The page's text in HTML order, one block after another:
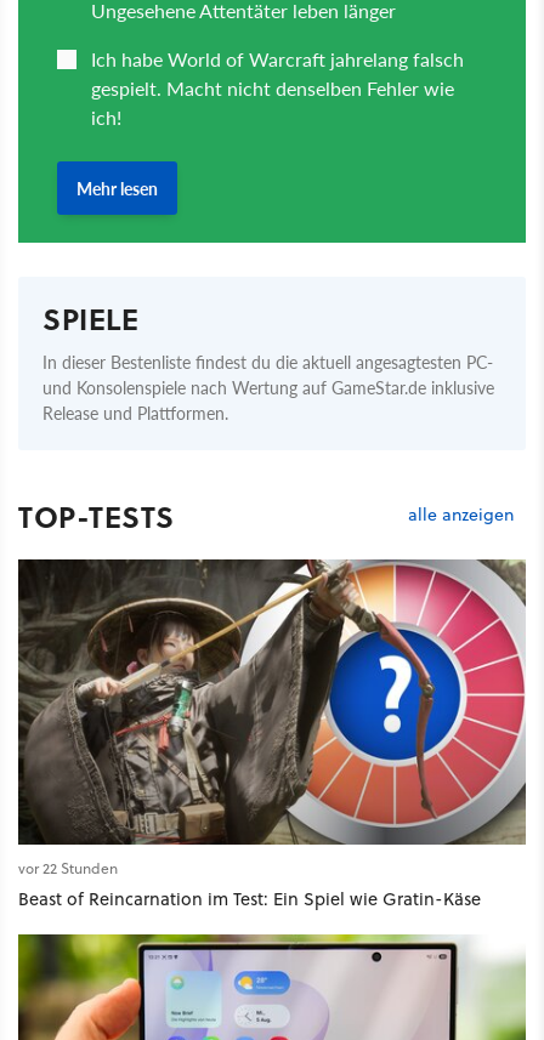
SPIELE
In dieser Bestenliste findest du die aktuell angesagtesten PC-
und Konsolenspiele nach Wertung auf GameStar.de inklusive
Release und Plattformen.
TOP-TESTS alle anzeigen
vor 22 Stunden
Beast of Reincarnation im Test: Ein Spiel wie Gratin-Käse